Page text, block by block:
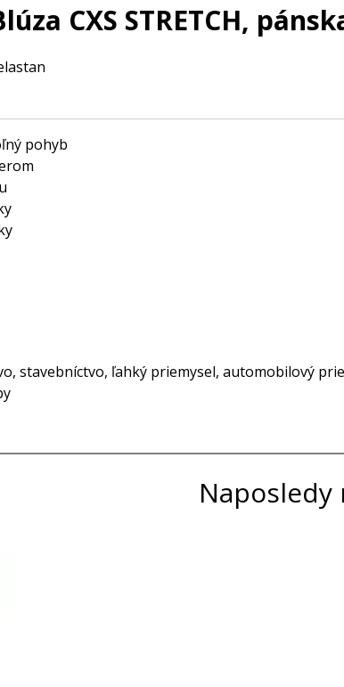
CXS STRETCH,
pohyb
stavebníctvo, ľahký priemysel, automobilový
Naposledy